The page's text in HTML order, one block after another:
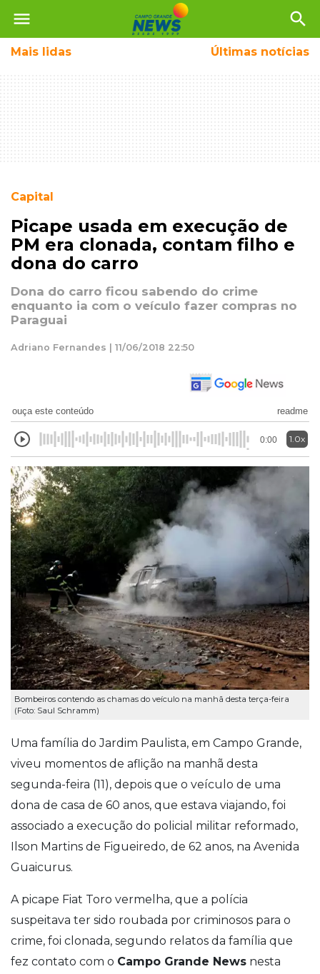
menu search
Mais lidas Últimas notícias
Capital
Picape usada em execução de
PM era clonada, contam filho e
dona do carro
Dona do carro ficou sabendo do crime
enquanto ia com o veículo fazer compras no
Paraguai
Adriano Fernandes | 11/06/2018 22:50
ouça este conteúdo readme
0:00 1.0x
Bombeiros contendo as chamas do veículo na manhã desta terça-feira
(Foto: Saul Schramm)
Uma família do Jardim Paulista, em Campo Grande,
viveu momentos de aflição na manhã desta
segunda-feira (11), depois que o veículo de uma
dona de casa de 60 anos, que estava viajando, foi
associado a execução do policial militar reformado,
Ilson Martins de Figueiredo, de 62 anos, na Avenida
Guaicurus.
A picape Fiat Toro vermelha, que a polícia
suspeitava ter sido roubada por criminosos para o
crime, foi clonada, segundo relatos da família que
fez contato com o Campo Grande News nesta